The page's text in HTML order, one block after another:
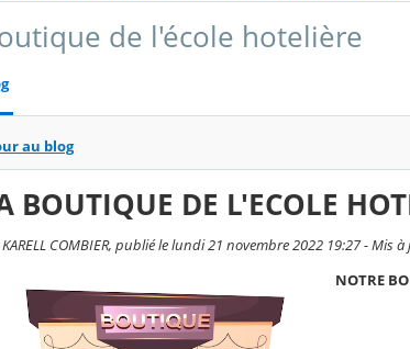
de l'école hotelière
au blog
BOUTIQUE DE L'ECOLE
COMBIER, publié le lundi 21 novembre 2022 19:27 - Mis
NOTRE